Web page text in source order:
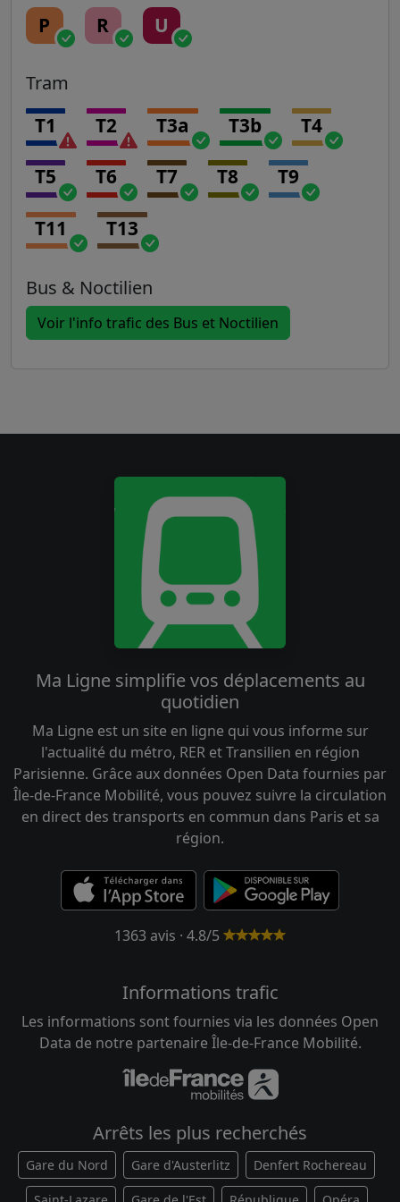
P R U
Tram
T1 T2 T3a T3b T4
T5 T6 T7 T8 T9
T11 T13
Bus & Noctilien
Voir l'info trafic des Bus et Noctilien
Ma Ligne simplifie vos déplacements au
quotidien
Ma Ligne est un site en ligne qui vous informe sur
l'actualité du métro, RER et Transilien en région
Parisienne. Grâce aux données Open Data fournies par
Île-de-France Mobilité, vous pouvez suivre la circulation
en direct des transports en commun dans Paris et sa
région.
1363 avis · 4.8/5
Informations trafic
Les informations sont fournies via les données Open
Data de notre partenaire Île-de-France Mobilité.
Arrêts les plus recherchés
Gare du Nord Gare d'Austerlitz Denfert Rochereau